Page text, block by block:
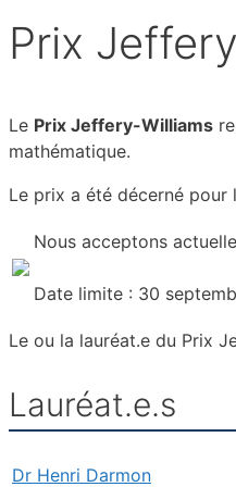
Prix
Le Prix Jeffery-Williams
mathématique.
Le prix a été décerné pour
Nous acceptons
Date limite : 30
Le ou la lauréat.e du Prix
Lauréat.e.s
Dr Henri Darmon